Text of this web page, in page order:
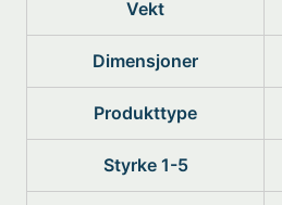
Vekt
Dimensjoner
Produkttype
Styrke 1-5